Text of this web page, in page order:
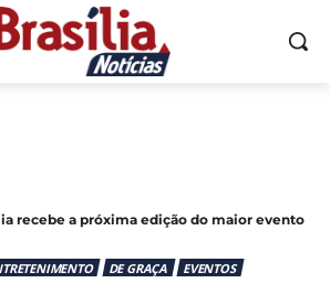
recebe a próxima edição do maior evento
DE GRAÇA
EVENTOS